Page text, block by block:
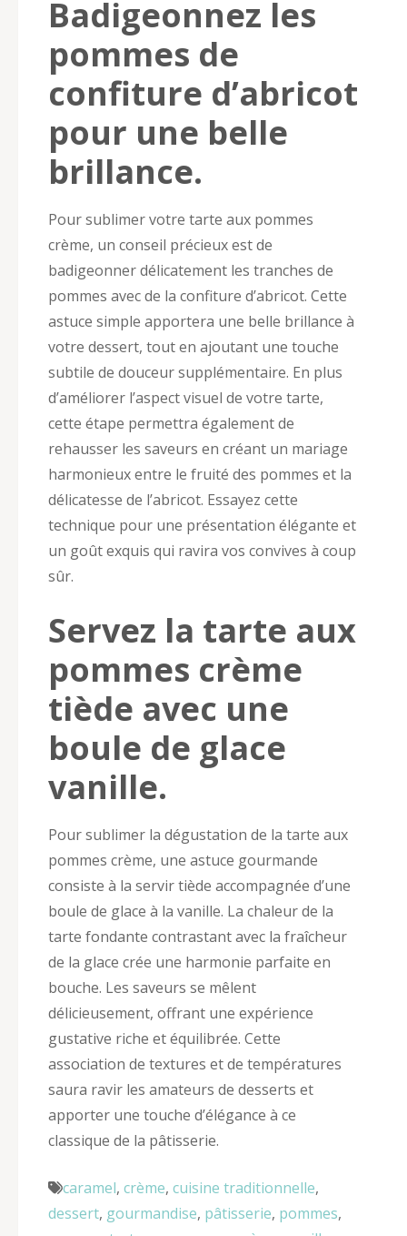
Badigeonnez les
pommes de
confiture d’abricot
pour une belle
brillance.
Pour sublimer votre tarte aux pommes
crème, un conseil précieux est de
badigeonner délicatement les tranches de
pommes avec de la confiture d’abricot. Cette
astuce simple apportera une belle brillance à
votre dessert, tout en ajoutant une touche
subtile de douceur supplémentaire. En plus
d’améliorer l’aspect visuel de votre tarte,
cette étape permettra également de
rehausser les saveurs en créant un mariage
harmonieux entre le fruité des pommes et la
délicatesse de l’abricot. Essayez cette
technique pour une présentation élégante et
un goût exquis qui ravira vos convives à coup
sûr.
Servez la tarte aux
pommes crème
tiède avec une
boule de glace
vanille.
Pour sublimer la dégustation de la tarte aux
pommes crème, une astuce gourmande
consiste à la servir tiède accompagnée d’une
boule de glace à la vanille. La chaleur de la
tarte fondante contrastant avec la fraîcheur
de la glace crée une harmonie parfaite en
bouche. Les saveurs se mêlent
délicieusement, offrant une expérience
gustative riche et équilibrée. Cette
association de textures et de températures
saura ravir les amateurs de desserts et
apporter une touche d’élégance à ce
classique de la pâtisserie.
caramel, crème, cuisine traditionnelle,
dessert, gourmandise, pâtisserie, pommes,